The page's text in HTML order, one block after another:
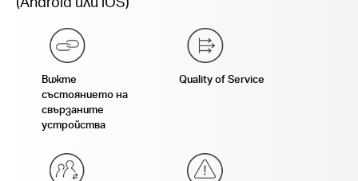
Вижте
състоянието на
свързаните
устройства
Quality of Service